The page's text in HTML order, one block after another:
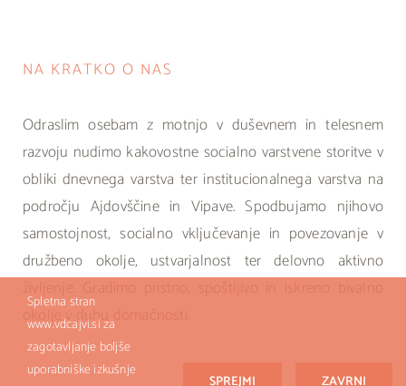
NA KRATKO O NAS
Odraslim osebam z motnjo v duševnem in telesnem
razvoju nudimo kakovostne socialno varstvene storitve v
obliki dnevnega varstva ter institucionalnega varstva na
področju Ajdovščine in Vipave. Spodbujamo njihovo
samostojnost, socialno vključevanje in povezovanje v
družbeno okolje, ustvarjalnost ter delovno aktivno
okolje v duhu domačnosti.
Spletna stran
www.vdcajvi.si za
zagotavljanje boljše
uporabniške izkušnje
SPREJMI ZAVRNI